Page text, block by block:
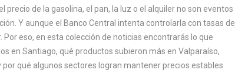
precio de la gasolina, el pan, la luz o el alquiler no son eventos
Y aunque el Banco Central intenta controlarla con tasas de
eso, en esta colección de noticias encontrarás lo que
en Santiago, qué productos subieron más en Valparaíso,
qué algunos sectores logran mantener precios estables